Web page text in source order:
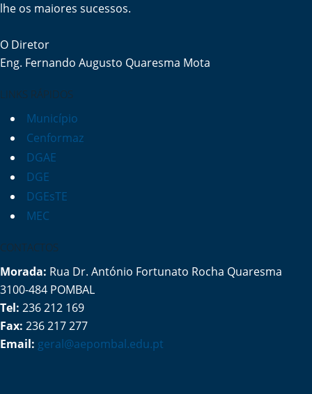
lhe os maiores sucessos.
O Diretor
Eng. Fernando Augusto Quaresma Mota
LINKS RÁPIDOS
Município
Cenformaz
DGAE
DGE
DGEsTE
MEC
CONTACTOS
Morada: Rua Dr. António Fortunato Rocha Quaresma
3100-484 POMBAL
Tel: 236 212 169
Fax: 236 217 277
Email: geral@aepombal.edu.pt